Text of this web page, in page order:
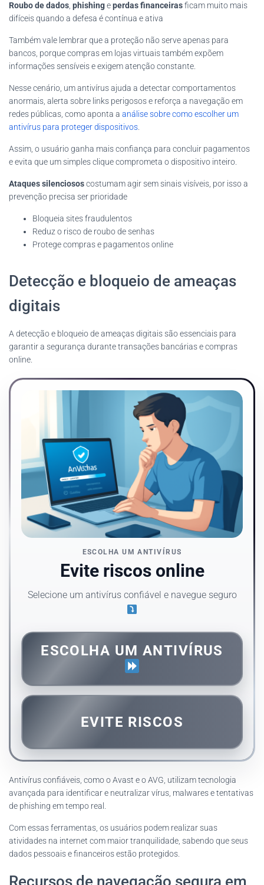
Roubo de dados phishingeperdas financeirasficam muito mais
difíceis quando a defesa é contínua e ativa
Também vale lembrar que a proteção não serve apenas para
bancos, porque compras em lojas virtuais também expõem
informações sensíveis e exigem atenção constante.
Nesse cenário, um antivírus ajuda a detectar comportamentos
anormais, alerta sobre links perigosos e reforça a navegação em
redes públicas, como aponta a análise sobre como escolher um
antivírus para proteger dispositivos
Assim, o usuário ganha mais confiança para concluir pagamentos
e evita que um simples clique comprometa o dispositivo inteiro.
Ataques silenciososcostumam agir sem sinais visíveis, por isso a
prevenção precisa ser prioridade
Bloqueia sites fraudulentos
Reduz o risco de roubo de senhas
Protege compras e pagamentos online
Detecção e bloqueio de ameaças
digitais
A detecção e bloqueio de ameaças digitais são essenciais para
garantir a segurança durante transações bancárias e compras
online.
ESCOLHA UM ANTIVÍRUS
Evite riscos online
Selecione um antivírus confiável e navegue seguro
ESCOLHA UM ANTIVÍRUS
EVITE RISCOS
Antivírus confiáveis, como o Avast e o AVG, utilizam tecnologia
avançada para identificar e neutralizar vírus, malwares e tentativas
de phishing em tempo real.
Com essas ferramentas, os usuários podem realizar suas
atividades na internet com maior tranquilidade, sabendo que seus
dados pessoais e financeiros estão protegidos.